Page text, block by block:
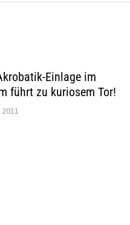
Einlage im
führt zu kuriosem Tor!